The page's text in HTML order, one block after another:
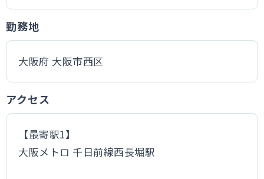
勤務地
大阪府 大阪市西区
アクセス
【最寄駅1】
大阪メトロ 千日前線西長堀駅